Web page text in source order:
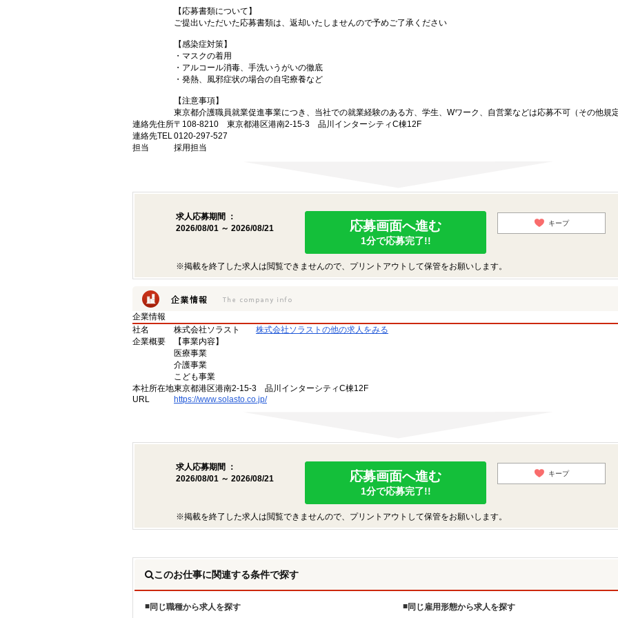
【応募書類について】
ご提出いただいた応募書類は、返却いたしませんので予めご了承ください
【感染症対策】
・マスクの着用
・アルコール消毒、手洗いうがいの徹底
・発熱、風邪症状の場合の自宅療養など
【注意事項】
東京都介護職員就業促進事業につき、当社での就業経験のある方、学生、Wワーク、自営業などは応募不可（その他規
連絡先住所〒108-8210 東京都港区港南2-15-3 品川インターシティC棟12F
連絡先TEL0120-297-527
担当
採用担当
求人応募期間 ：
2026/08/01 ～ 2026/08/21
応募画面へ進む
1分で応募完了!!
キープ
※掲載を終了した求人は閲覧できませんので、プリントアウトして保管をお願いします。
企業情報
社名
株式会社ソラスト
株式会社ソラストの他の求人をみる
企業概要
【事業内容】
医療事業
介護事業
こども事業
本社所在地東京都港区港南2-15-3 品川インターシティC棟12F
URL
https://www.solasto.co.jp/
求人応募期間 ：
2026/08/01 ～ 2026/08/21
応募画面へ進む
1分で応募完了!!
キープ
※掲載を終了した求人は閲覧できませんので、プリントアウトして保管をお願いします。
このお仕事に関連する条件で探す
同じ職種から求人を探す
同じ雇用形態から求人を探す